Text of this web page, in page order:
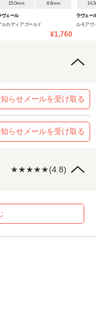
15.0mm 8.6mm
ヴェール
ルカディアゴールド
¥1,760
ラヴェー
ルモアヴ
らせメールを受け取る
らせメールを受け取る
★★★★★(4.8)